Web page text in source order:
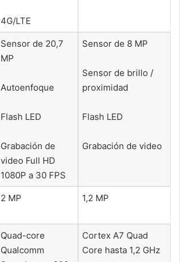
4G/LTE
Sensor de 20,7
MP
Autoenfoque
Flash LED
Grabación de
video Full HD
1080P a 30 FPS
Sensor de 8 MP
Sensor de brillo /
proximidad
Flash LED
Grabación de video
2 MP 1,2 MP
Quad-core
Qualcomm
Cortex A7 Quad
Core hasta 1,2 GHz